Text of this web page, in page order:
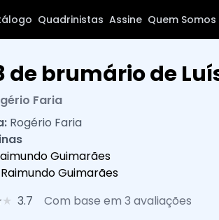
Quadrinistas Assine Quem Somos
de brumário de
Faria
Rogério Faria
Guimarães
Raimundo Guimarães
★ 3.7
Com base em 3 avaliações